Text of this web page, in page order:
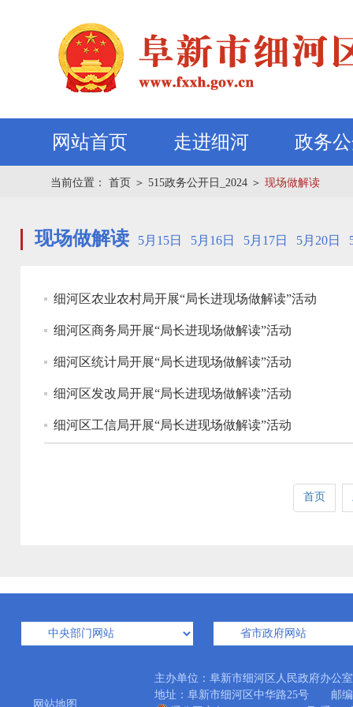
网站首页 走进细河 政务
当前位置： 首页 ＞ 515政务公开日_2024 ＞ 现场做解读
现场做解读 5月15日 5月16日 5月17日 5月20日
细河区农业农村局开展“局长进现场做解读”活动
细河区商务局开展“局长进现场做解读”活动
细河区统计局开展“局长进现场做解读”活动
细河区发改局开展“局长进现场做解读”活动
细河区工信局开展“局长进现场做解读”活动
首页
网站地图
主办单位：阜新市细河区人民政府办
地址：阜新市细河区中华路25号 邮